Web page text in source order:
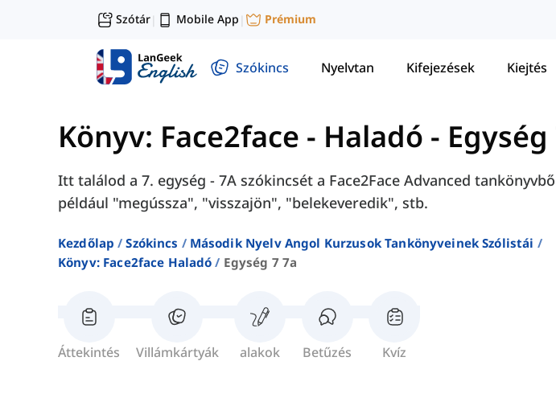
Szótár| Mobile App | Prémium
Szókincs Nyelvtan Kifejezések Kiejtés
Könyv: Face2face - Haladó - Egység
Itt találod a 7. egység - 7A szókincsét a Face2Face Advanced
például "megússza", "visszajön", "belekeveredik", stb.
Kezdőlap Szókincs
Második Nyelv Angol Kurzusok Tankönyveinek Szólistái
Könyv: Face2face Haladó
Egység 7 7a
Áttekintés Villámkártyák alakok Betűzés Kvíz